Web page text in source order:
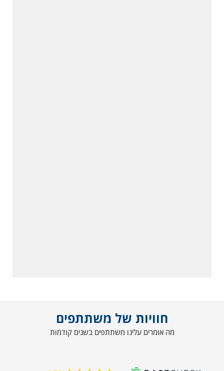
חוויות של משתתפים
מה אומרים עלינו משתתפים בשנים קודמות